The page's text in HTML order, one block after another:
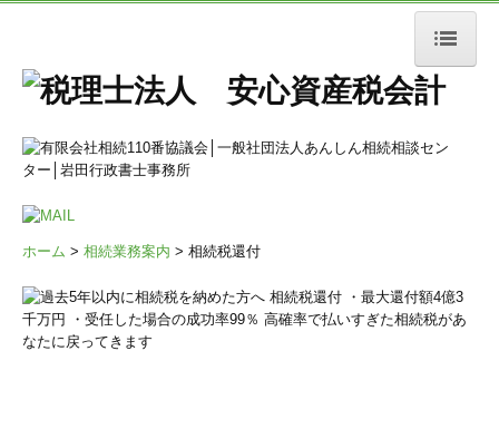
ホーム
相続税業務
小規模宅地等の特例
ホーム > 相続業務案内 > 相続税還付